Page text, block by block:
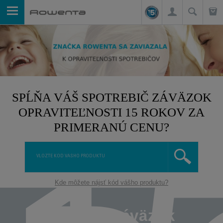
SPĹŇA VÁŠ SPOTREBIČ ZÁVÄZOK
OPRAVITEĽNOSTI 15 ROKOV ZA
PRIMERANÚ CENU?
Kde môžete nájsť kód vášho produktu?
Čo je to záväzok